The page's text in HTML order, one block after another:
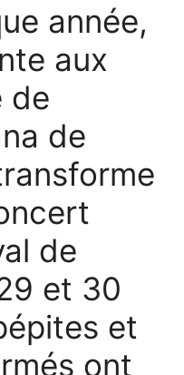
année,
aux
de
de
de
et 30
et
ont